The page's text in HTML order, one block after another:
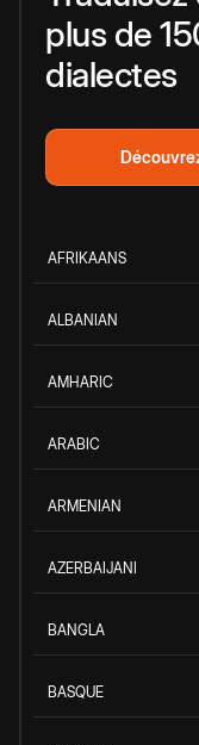
plus de
dialectes
AFRIKAANS
ALBANIAN
AMHARIC
ARABIC
ARMENIAN
AZERBAIJANI
BANGLA
BASQUE